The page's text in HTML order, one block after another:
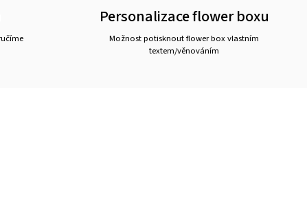
Personalizace flower boxu
Možnost potisknout flower box vlastním
textem/věnováním